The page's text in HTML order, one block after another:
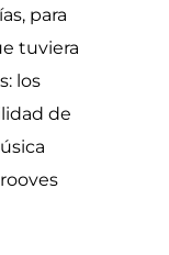
para
tuviera
los
de